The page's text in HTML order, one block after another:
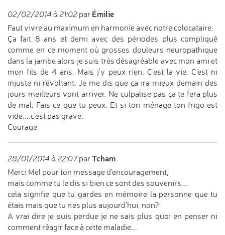
02/02/2014 à 21:02 par Émilie
Faut vivre au maximum en harmonie avec notre colocataire.
Ça fait 8 ans et demi avec des périodes plus compliqué
comme en ce moment où grosses douleurs neuropathique
dans la jambe alors je suis très désagréable avec mon ami et
mon fils de 4 ans. Mais j'y peux rien. C'est la vie. C'est ni
injuste ni révoltant. Je me dis que ça ira mieux demain des
jours meilleurs vont arriver. Ne culpalise pas ça te fera plus
de mal. Fais ce que tu peux. Et si ton ménage ton frigo est
vide....c'est pas grave.
Courage
28/01/2014 à 22:07par Tcham
Merci Mel pour ton message d'encouragement,
mais comme tu le dis si bien ce sont des souvenirs...
cela signifie que tu gardes en mémoire la personne que tu
étais mais que tu n'es plus aujourd'hui, non?
A vrai dire je suis perdue je ne sais plus quoi en penser ni
comment réagir face à cette maladie...